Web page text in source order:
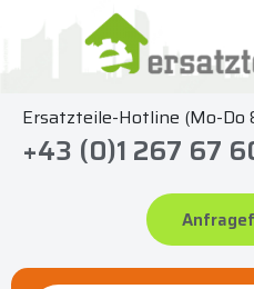
springen
Ersatzteile-Hotline (Mo-Do
+43 (0)1 267 67